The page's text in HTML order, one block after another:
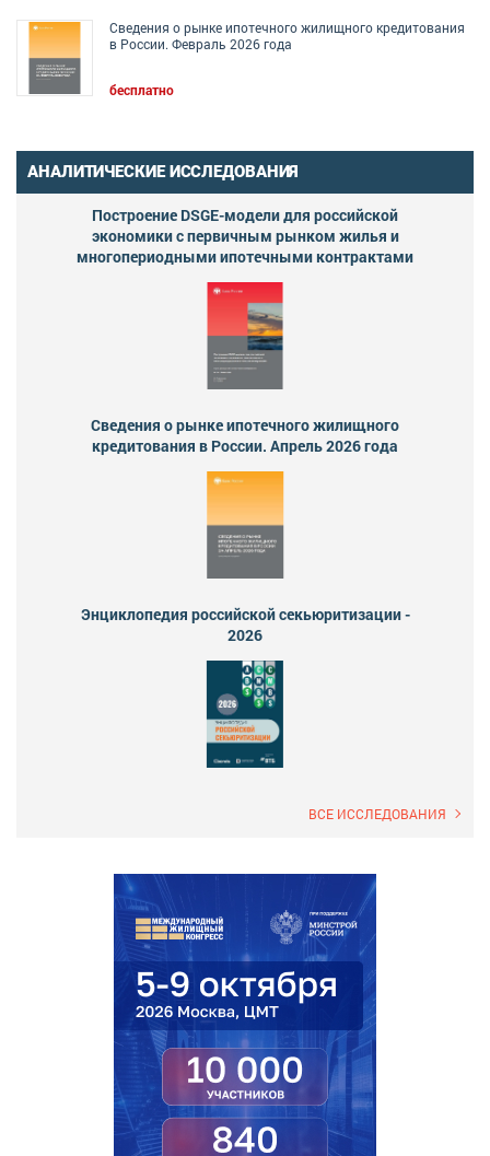
Сведения о рынке ипотечного жилищного кредитования
в России. Февраль 2026 года
бесплатно
АНАЛИТИЧЕСКИЕ ИССЛЕДОВАНИЯ
Построение DSGE-модели для российской
экономики с первичным рынком жилья и
многопериодными ипотечными контрактами
Сведения о рынке ипотечного жилищного
кредитования в России. Апрель 2026 года
Энциклопедия российской секьюритизации -
2026
ВСЕ ИССЛЕДОВАНИЯ